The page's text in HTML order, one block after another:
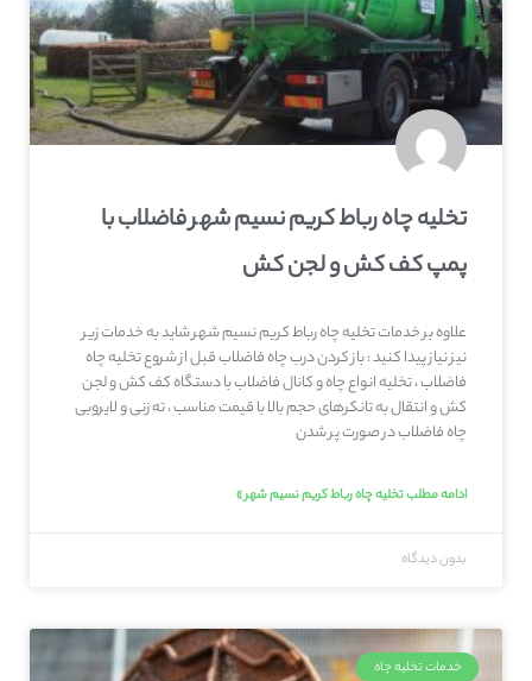
تخلیه چاه رباط کریم نسیم شهر فاضلاب با
پمپ کف کش و لجن کش
علاوه بر خدمات تخلیه چاه رباط کریم نسیم شهر شاید به خدمات زیر
نیز نیاز پیدا کنید : باز کردن درب چاه فاضلاب قبل از شروع تخلیه چاه
فاضلاب ، تخلیه انواع چاه و کانال فاضلاب با دستگاه کف کش و لجن
کش و انتقال به تانکرهای حجم بالا با قیمت مناسب ، ته زنی و لایروبی
چاه فاضلاب در صورت پر شدن
ادامه مطلب تخلیه چاه رباط کریم نسیم شهر »
بدون دیدگاه
خدمات تخلیه چاه